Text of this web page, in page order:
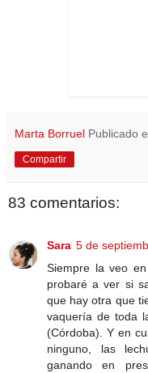
Marta Borruel Publicado
Compartir
83 comentarios:
Sara 5 de
Siempre la veo
probaré a ver si
que hay otra que
vaquería de toda
(Córdoba). Y en
ninguno, las
ganando en